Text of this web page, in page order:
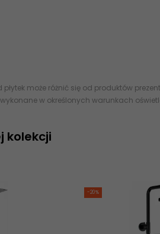
płytek może różnić się od produktów
w określonych warunkach
kolekcji
-20%